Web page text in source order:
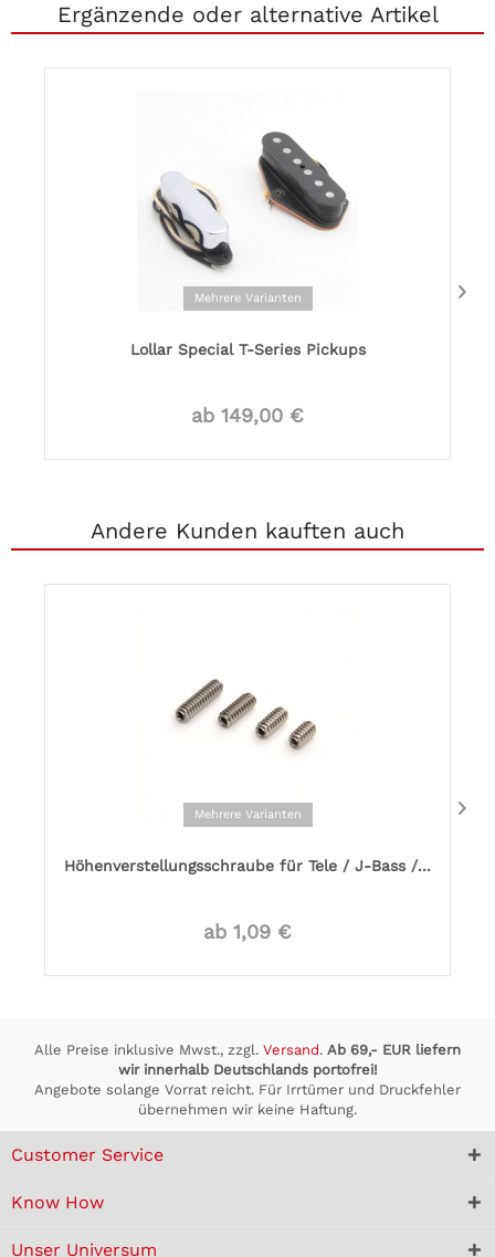
Ergänzende oder alternative Artikel
Mehrere Varianten
Lollar Special T-Series Pickups
ab 149,00 €
Andere Kunden kauften auch
Mehrere Varianten
Höhenverstellungsschraube für Tele / J-Bass /...
ab 1,09 €
Alle Preise inklusive Mwst., zzgl. Versand. Ab 69,- EUR liefern
wir innerhalb Deutschlands portofrei!
Angebote solange Vorrat reicht. Für Irrtümer und Druckfehler
übernehmen wir keine Haftung.
Customer Service
Know How
Unser Universum